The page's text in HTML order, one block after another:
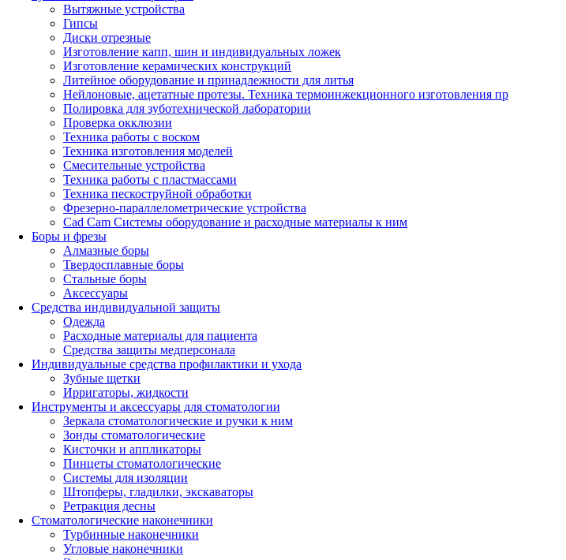
Вытяжные устройства
Гипсы
Диски отрезные
Изготовление капп, шин и индивидуальных ложек
Изготовление керамических конструкций
Литейное оборудование и принадлежности для литья
Нейлоновые, ацетатные протезы. Техника термоинжекционного изготовления пр
Полировка для зуботехнической лаборатории
Проверка окклюзии
Техника работы с воском
Техника изготовления моделей
Смесительные устройства
Техника работы с пластмассами
Техника пескоструйной обработки
Фрезерно-параллелометрические устройства
Cad Cam Системы оборудование и расходные материалы к ним
Боры и фрезы
Алмазные боры
Твердосплавные боры
Стальные боры
Аксессуары
Средства индивидуальной защиты
Одежда
Расходные материалы для пациента
Средства защиты медперсонала
Индивидуальные средства профилактики и ухода
Зубные щетки
Ирригаторы, жидкости
Инструменты и аксессуары для стоматологии
Зеркала стоматологические и ручки к ним
Зонды стоматологические
Кисточки и аппликаторы
Пинцеты стоматологические
Системы для изоляции
Штопферы, гладилки, экскаваторы
Ретракция десны
Стоматологические наконечники
Турбинные наконечники
Угловые наконечники